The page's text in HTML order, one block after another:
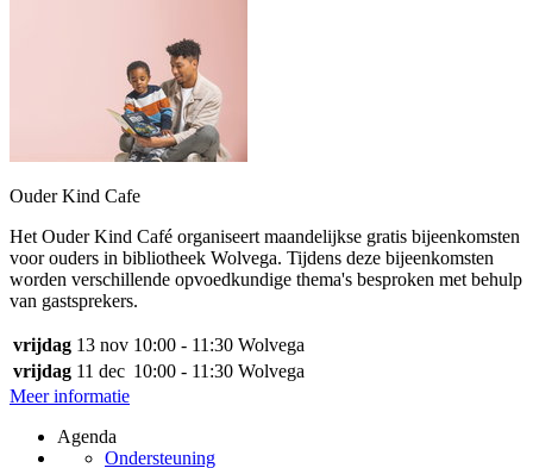
Ouder Kind Cafe
Het Ouder Kind Café organiseert maandelijkse gratis bijeenkomsten
voor ouders in bibliotheek Wolvega. Tijdens deze bijeenkomsten
worden verschillende opvoedkundige thema's besproken met behulp
van gastsprekers.
vrijdag 13 nov 10:00 - 11:30 Wolvega
vrijdag 11 dec 10:00 - 11:30 Wolvega
Meer informatie
Agenda
Ondersteuning